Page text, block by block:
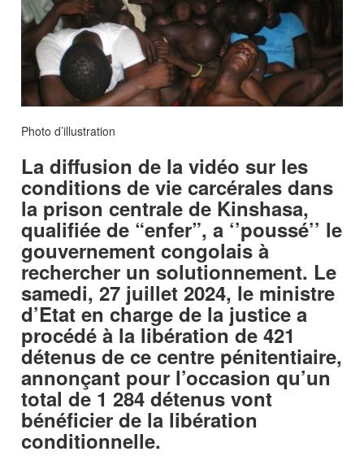
Photo d’illustration
La diffusion de la vidéo sur les
conditions de vie carcérales dans
la prison centrale de Kinshasa,
qualifiée de “enfer”, a ‘’poussé’’ le
gouvernement congolais à
rechercher un solutionnement. Le
samedi, 27 juillet 2024, le ministre
d’Etat en charge de la justice a
procédé à la libération de 421
détenus de ce centre pénitentiaire,
annonçant pour l’occasion qu’un
total de 1 284 détenus vont
bénéficier de la libération
conditionnelle.